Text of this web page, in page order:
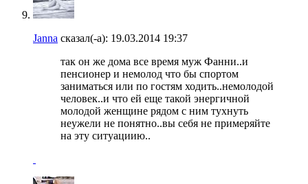
Janna сказал(-а): 19.03.2014 19:37
так он же дома все время муж Фанни..и
пенсионер и немолод что бы спортом
заниматься или по гостям ходить..немолодой
человек..и что ей еще такой энергичной
молодой женщине рядом с ним тухнуть
неужели не понятно..вы себя не примеряйте
на эту ситуациию..